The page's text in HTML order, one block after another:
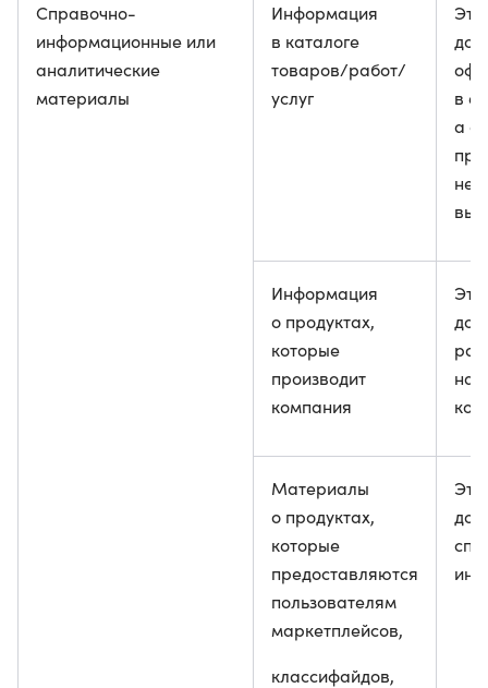
Справочно-
информационные или
аналитические
материалы
Информация
в каталоге
товаров/работ/
услуг
Эти
в
а
не
Информация
о продуктах,
которые
производит
компания
на
Материалы
о продуктах,
которые
предоставляются
пользователям
маркетплейсов,
классифайдов,